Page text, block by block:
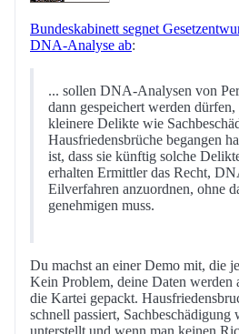
Bundeskabinett segnet
DNA-Analyse ab:
... sollen DNA-Analysen von
dann gespeichert werden
kleinere Delikte wie
Hausfriedensbrüche begangen
ist, dass sie künftig solche
erhalten Ermittler das Recht,
Eilverfahren anzuordnen, ohne
genehmigen muss.
Du machst an einer Demo mit, die
Kein Problem, deine Daten werden
die Kartei gepackt.
schnell passiert, Sachbeschädigung